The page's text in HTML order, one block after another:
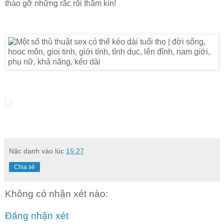
tháo gỡ những rắc rối thầm kín!
Nặc danh vào lúc 15:27
Chia sẻ
Không có nhận xét nào:
Đăng nhận xét